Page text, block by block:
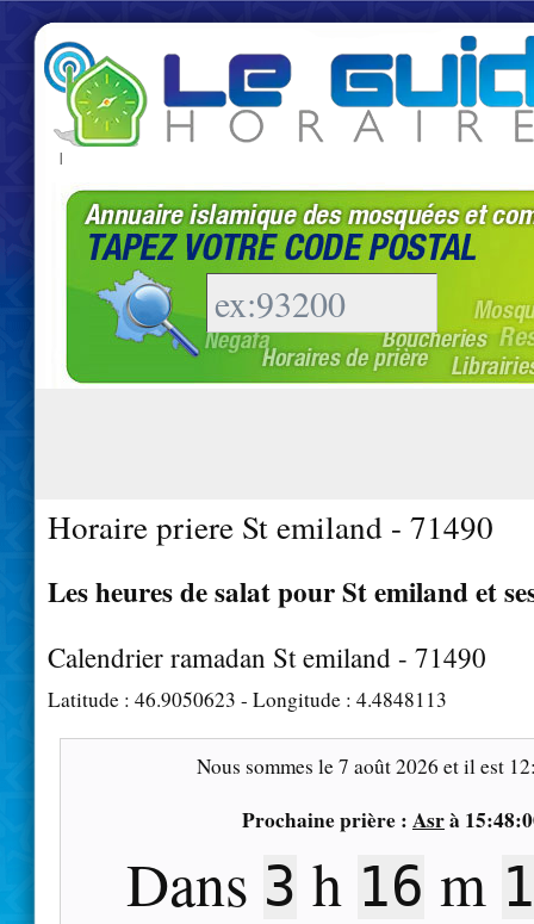
|
Horaire priere St emiland - 71490
Les heures de salat pour St emiland et
Calendrier ramadan St emiland - 71490
Latitude : 46.9050623 - Longitude : 4.4848113
Nous sommes le7 août 2026 et il est
Prochaine prière : Asrà
Dans 3 h 16 m